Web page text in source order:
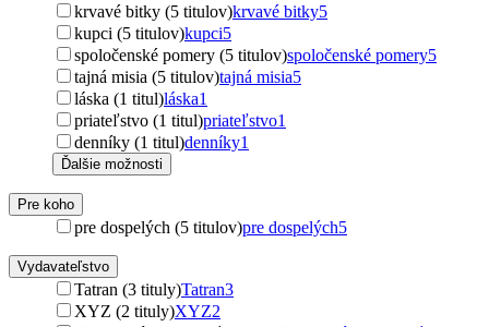
krvavé bitky (5 titulov)krvavé bitky5
kupci (5 titulov)kupci5
spoločenské pomery (5 titulov)spoločenské pomery5
tajná misia (5 titulov)tajná misia5
láska (1 titul)láska1
priateľstvo (1 titul)priateľstvo1
denníky (1 titul)denníky1
Ďalšie možnosti
Pre koho
pre dospelých (5 titulov)pre dospelých5
Vydavateľstvo
Tatran (3 tituly)Tatran3
XYZ (2 tituly)XYZ2